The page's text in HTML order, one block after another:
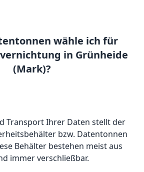
wähle ich für
in Grünheide
(Mark)?
Transport Ihrer Daten stellt der
bzw. Datentonnen
Behälter bestehen meist aus
immer verschließbar.